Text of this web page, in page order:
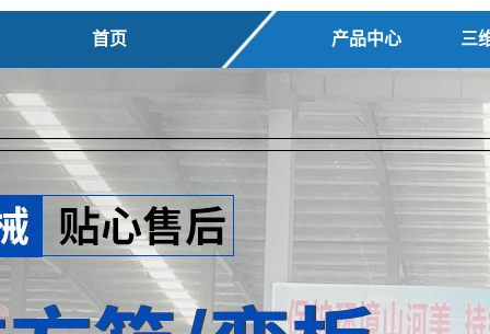
首页 产品中心 三